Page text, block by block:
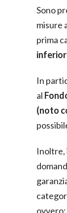
Sono
misure
prima
In
al
(noto
Inoltre,
ovvero: